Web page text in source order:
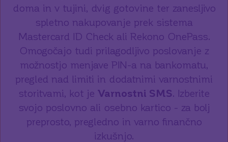
doma in v tujini, dvig gotovine ter zanesljivo
spletno nakupovanje prek sistema
Mastercard ID Check ali Rekono OnePass.
Omogočajo tudi prilagodljivo poslovanje z
možnostjo menjave PIN-a na bankomatu,
pregled nad limiti in dodatnimi varnostnimi
storitvami, kot je Varnostni SMS. Izberite
svojo poslovno ali osebno kartico - za bolj
preprosto, pregledno in varno finančno
izkušnjo.